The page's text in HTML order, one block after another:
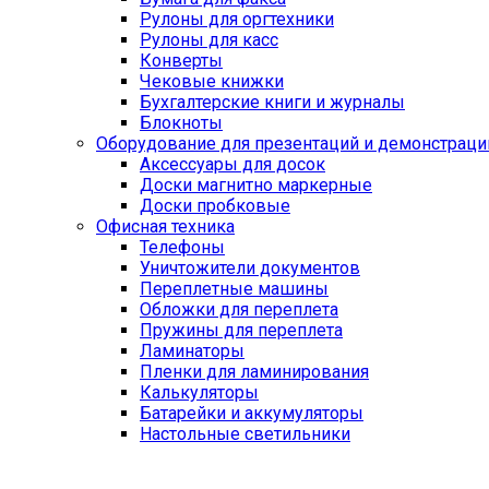
Рулоны для оргтехники
Рулоны для касс
Конверты
Чековые книжки
Бухгалтерские книги и журналы
Блокноты
Оборудование для презентаций и
Аксессуары для досок
Доски магнитно маркерные
Доски пробковые
Офисная техника
Телефоны
Уничтожители документов
Переплетные машины
Обложки для переплета
Пружины для переплета
Ламинаторы
Пленки для ламинирования
Калькуляторы
Батарейки и аккумуляторы
Настольные светильники